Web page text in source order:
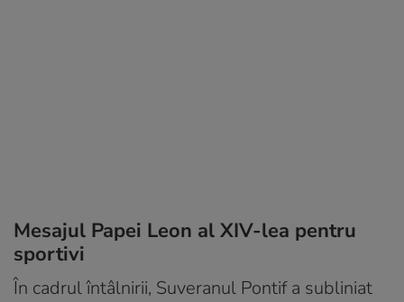
Mesajul Papei Leon al XIV-lea pentru
sportivi
În cadrul întâlnirii, Suveranul Pontif a subliniat